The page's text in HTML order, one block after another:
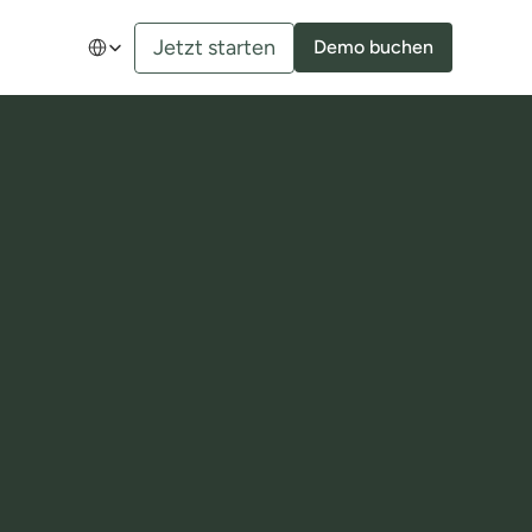
Select Language
Jetzt starten Demo buchen